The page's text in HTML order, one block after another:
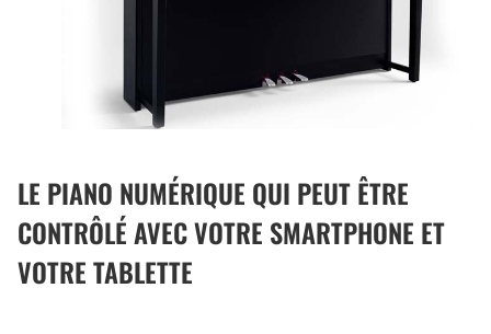
LE PIANO NUMÉRIQUE QUI PEUT ÊTRE
CONTRÔLÉ AVEC VOTRE SMARTPHONE ET
VOTRE TABLETTE